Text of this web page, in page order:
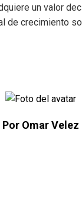
un valor
de crecimiento
Por Omar Velez